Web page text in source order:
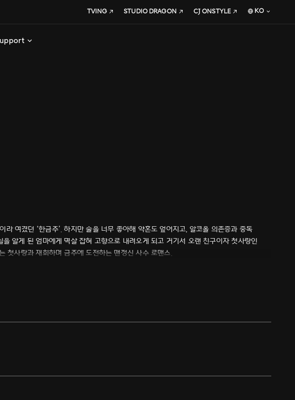
TVING STUDIO DRAGON CJ ONSTYLE KO
라 여겼던 ‘한금주’. 하지만 술을 너무 좋아해 약혼도 엎어지고, 알코올 의존증과 중독
알게 된 엄마에게 멱살 잡혀 고향으로 내려오게 되고 거기서 오랜 친구이자 첫사랑인
첫사랑과 재회하며 금주에 도전하는 맨정신 사수 로맨스.